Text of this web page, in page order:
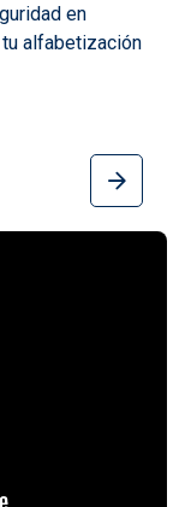
en
tu alfabetización